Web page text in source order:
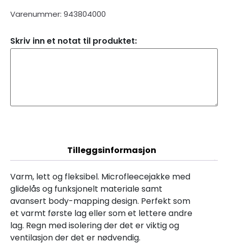
Varenummer: 943804000
Skriv inn et notat til produktet:
Tilleggsinformasjon
Varm, lett og fleksibel. Microfleecejakke med
glidelås og funksjonelt materiale samt
avansert body-mapping design. Perfekt som
et varmt første lag eller som et lettere andre
lag. Regn med isolering der det er viktig og
ventilasjon der det er nødvendig.